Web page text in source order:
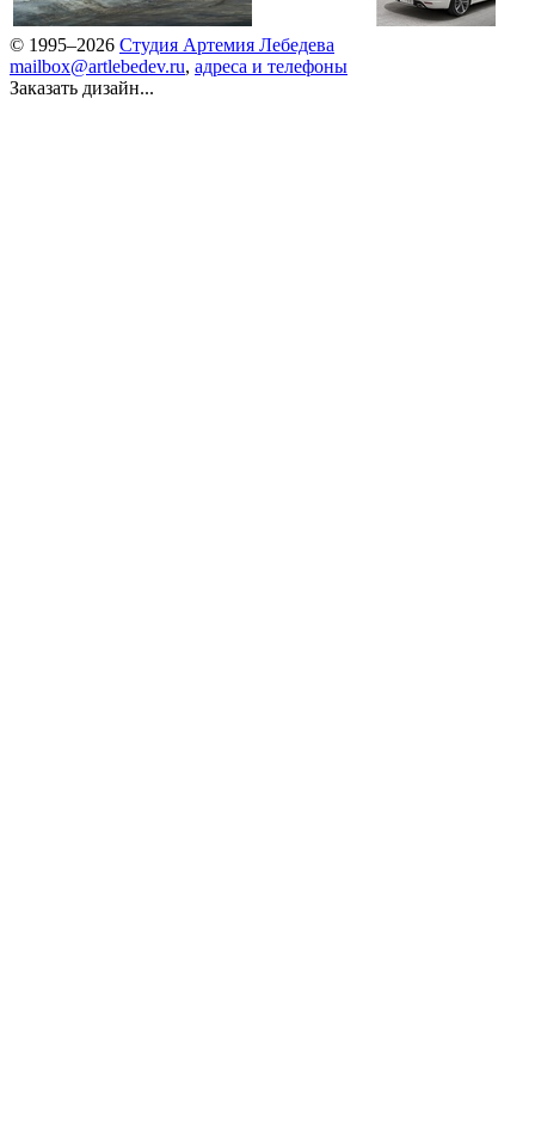
© 1995–2026 Студия Артемия Лебедева
mailbox@artlebedev.ru, адреса и телефоны
Заказать дизайн...